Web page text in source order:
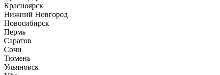
Красноярск
Нижний Новгород
Новосибирск
Пермь
Саратов
Сочи
Тюмень
Ульяновск